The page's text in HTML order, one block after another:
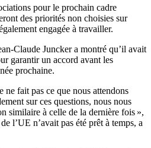
pour le prochain cadre
des priorités non choisies sur
engagée à travailler.
Claude Juncker a montré qu’il avait
garantir un accord avant les
prochaine.
ne fait pas ce que nous attendons
sur ces questions, nous nous
similaire à celle de la dernière fois »,
l’UE n’avait pas été prêt à temps, a